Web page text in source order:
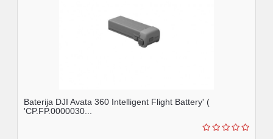
Baterija DJI Avata 360 Intelligent Flight Battery' (
'CP.FP.0000030...